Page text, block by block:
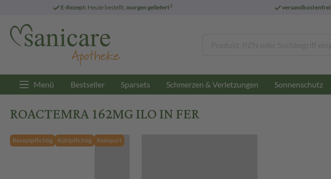
E-Rezept: Heute bestellt, morgen geliefert3 versandkostenfrei
Menü Bestseller Sparsets Schmerzen & Verletzungen Sonnenschutz
ROACTEMRA 162MG ILO IN FER
Rezeptpflichtig Kühlpflichtig Reimport